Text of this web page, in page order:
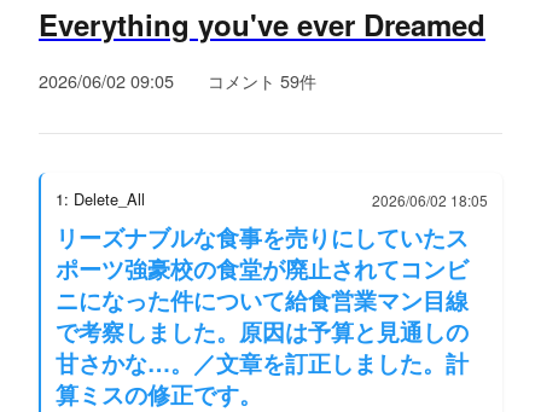
Everything you've ever Dreamed
2026/06/02 09:05 コメント 59件
1: Delete_All 2026/06/02 18:05
リーズナブルな食事を売りにしていたス
ポーツ強豪校の食堂が廃止されてコンビ
ニになった件について給食営業マン目線
で考察しました。原因は予算と見通しの
甘さかな…。／文章を訂正しました。計
算ミスの修正です。